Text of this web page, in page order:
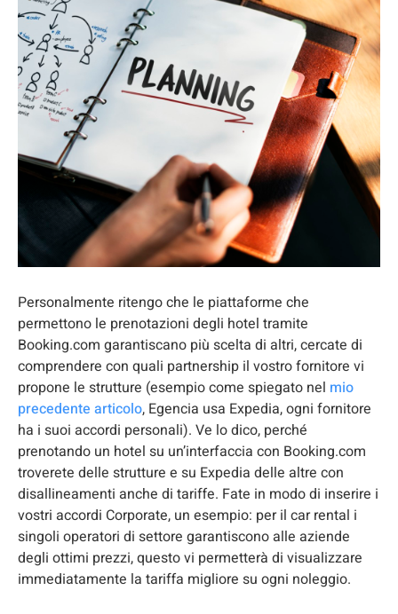
Personalmente ritengo che le piattaforme che
permettono le prenotazioni degli hotel tramite
Booking.com garantiscano più scelta di altri, cercate di
comprendere con quali partnership il vostro fornitore vi
propone le strutture (esempio come spiegato nel mio
precedente articolo, Egencia usa Expedia, ogni fornitore
ha i suoi accordi personali). Ve lo dico, perché
prenotando un hotel su un’interfaccia con Booking.com
troverete delle strutture e su Expedia delle altre con
disallineamenti anche di tariffe. Fate in modo di inserire i
vostri accordi Corporate, un esempio: per il car rental i
singoli operatori di settore garantiscono alle aziende
degli ottimi prezzi, questo vi permetterà di visualizzare
immediatamente la tariffa migliore su ogni noleggio.